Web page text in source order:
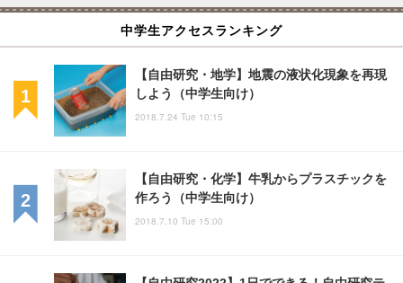
中学生アクセスランキング
【自由研究・地学】地震の液状化現象を再現
しよう（中学生向け）
2018.7.24 Tue 10:15
【自由研究・化学】牛乳からプラスチックを
作ろう（中学生向け）
2018.7.10 Tue 15:00